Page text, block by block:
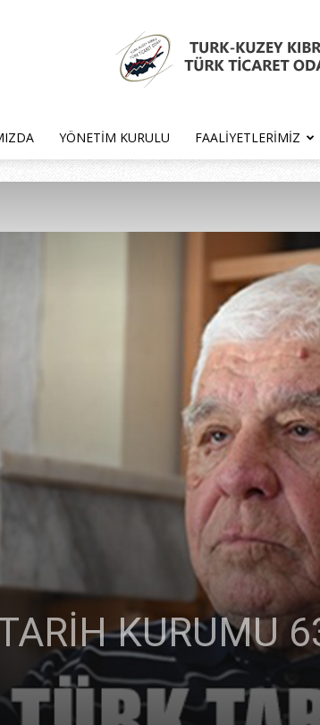
Kıbrıs
Türk
Ticaret
Odası
YÖNETIM KURULU FAALIYETLERIMIZ
KURUMU